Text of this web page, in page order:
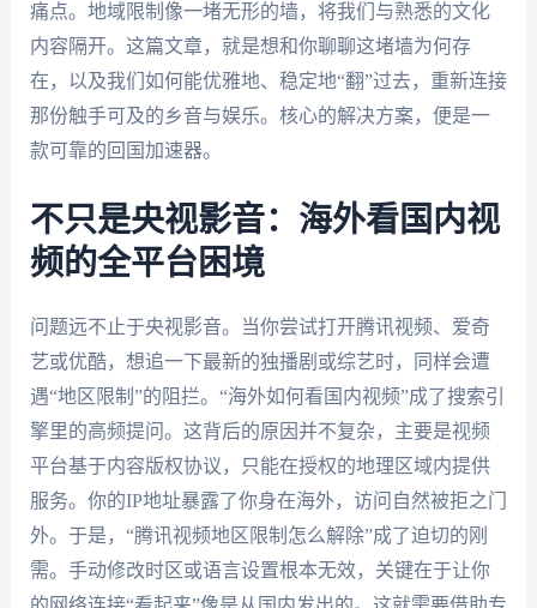
痛点。地域限制像一堵无形的墙，将我们与熟悉的文化
内容隔开。这篇文章，就是想和你聊聊这堵墙为何存
在，以及我们如何能优雅地、稳定地“翻”过去，重新连接
那份触手可及的乡音与娱乐。核心的解决方案，便是一
款可靠的回国加速器。
不只是央视影音：海外看国内视
频的全平台困境
问题远不止于央视影音。当你尝试打开腾讯视频、爱奇
艺或优酷，想追一下最新的独播剧或综艺时，同样会遭
遇“地区限制”的阻拦。“海外如何看国内视频”成了搜索引
擎里的高频提问。这背后的原因并不复杂，主要是视频
平台基于内容版权协议，只能在授权的地理区域内提供
服务。你的IP地址暴露了你身在海外，访问自然被拒之门
外。于是，“腾讯视频地区限制怎么解除”成了迫切的刚
需。手动修改时区或语言设置根本无效，关键在于让你